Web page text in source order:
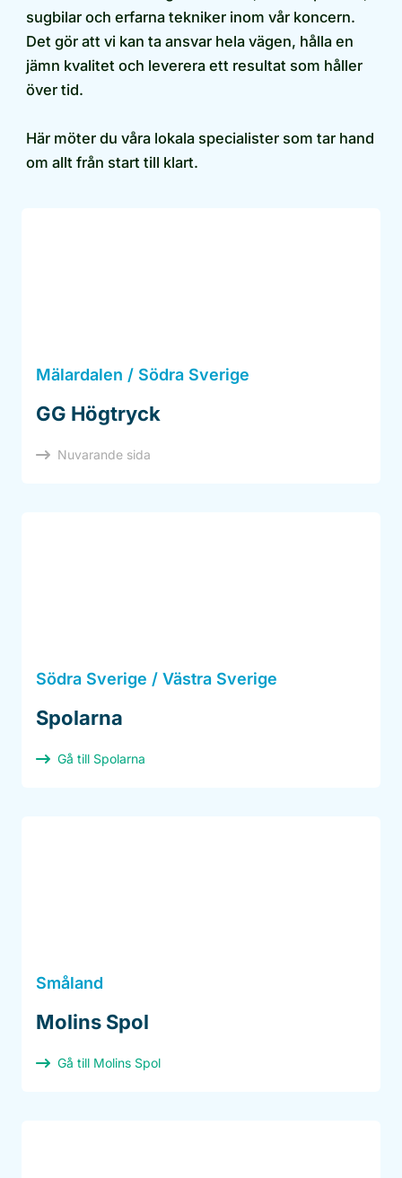
sugbilar och erfarna tekniker inom vår koncern.
Det gör att vi kan ta ansvar hela vägen, hålla en
jämn kvalitet och leverera ett resultat som håller
över tid.
Här möter du våra lokala specialister som tar hand
om allt från start till klart.
Mälardalen / Södra Sverige
GG Högtryck
Nuvarande sida
Södra Sverige / Västra Sverige
Spolarna
Gå till Spolarna
Småland
Molins Spol
Gå till Molins Spol